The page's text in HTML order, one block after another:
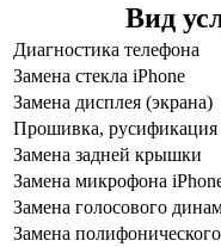
Вид
Диагностика телефона
Замена стекла iPhone
Замена дисплея (экрана)
Прошивка, русификация
Замена задней крышки
Замена микрофона
Замена голосового
Замена